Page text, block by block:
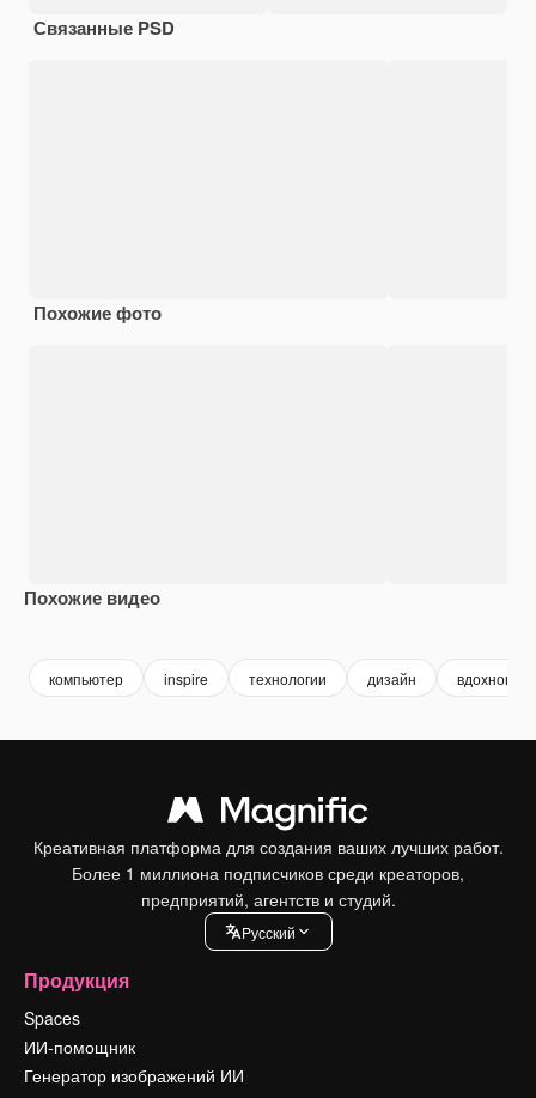
Связанные PSD
Похожие фото
Похожие видео
компьютер inspire технологии дизайн
Креативная платформа для создания ваших лучших работ.
Более 1 миллиона подписчиков среди креаторов,
предприятий, агентств и студий.
Pусский
Продукция
Spaces
ИИ-помощник
Генератор изображений ИИ